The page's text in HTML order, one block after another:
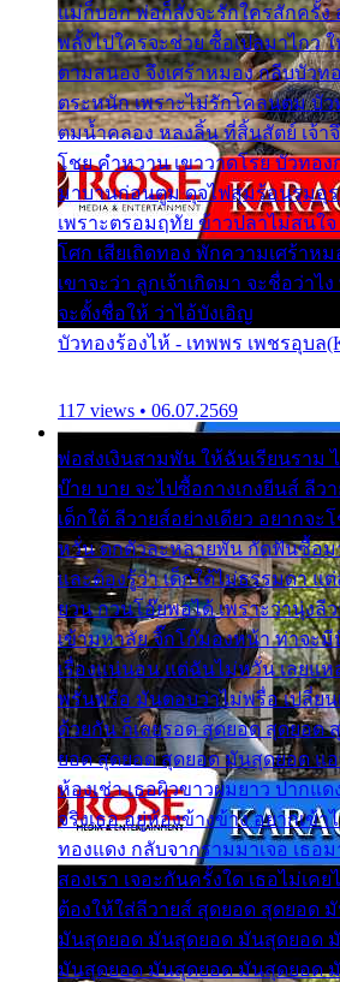
แม่ก็บอก พ่อก็สั่งจะรักใครสักครั้ง
พลั้งไปใครจะช่วย ซื้อเปลมาไกว
ตามสนอง จึงเศร้าหมอง กลีบบัวท
ตระหนัก เพราะไม่รักโคลนตม บั
ตมน้ำคลอง หลงลิ้น ที่สิ้นสัตย์ เจ้า
โชย คำหวาน เขาวาดโรย บัวทอ
มาบานก่อนตูม ดุจไฟสุมร้อนรุมอุร
เพราะตรอมฤทัย ข้าวปลาไม่สนใ
โศก เสียเถิดทอง พักความเศร้าหม
เขาจะว่า ลูกเจ้าเกิดมา จะชื่อว่าไ
จะตั้งชื่อให้ ว่าไอ้บังเอิญ
บัวทองร้องไห้ - เทพพร เพชรอุบล
117 views • 06.07.2569
พ่อส่งเงินสามพัน ให้ฉันเรียนราม
บ๊าย บาย จะไปซื้อกางเกงยีนส์ ลีว
เด็กใต้ ลีวายส์อย่างเดียว อยากจะ
หวั่น ตกตัวละหลายพัน กัดฟันซื้อม
และต้องรู้ว่า เด็กใต้ไม่ธรรมดา แ
ยวน กวนโอ๊ยพอได้ เพราะว่านุ่งลี
เข้ามหาลัย จิ๊กโก๊มองหน้า ท่าจะ
เรื่องแน่นอน แต่ฉันไม่หวั่น เลยแ
พรั่นพรือ มันตอบว่าไม่พรื่อ เปลี่ยน
ด้วยกัน ก็เลยรอด สุดยอด สุดยอด
ยอด สุดยอด สุดยอด มันสุดยอด แ
ห้องเช่า เธอผิวขาวผมยาว ปากแ
จริงเธอ อยู่ห้องข้างข้าง อยากเข้า
ทองแดง กลับจากรามมาเจอ เธ
สองเรา เจอะกันครั้งใด เธอไม่เค
ต้องให้ใส่ลีวายส์ สุดยอด สุดยอด
มันสุดยอด มันสุดยอด มันสุดยอด
มันสุดยอด มันสุดยอด มันสุดยอด